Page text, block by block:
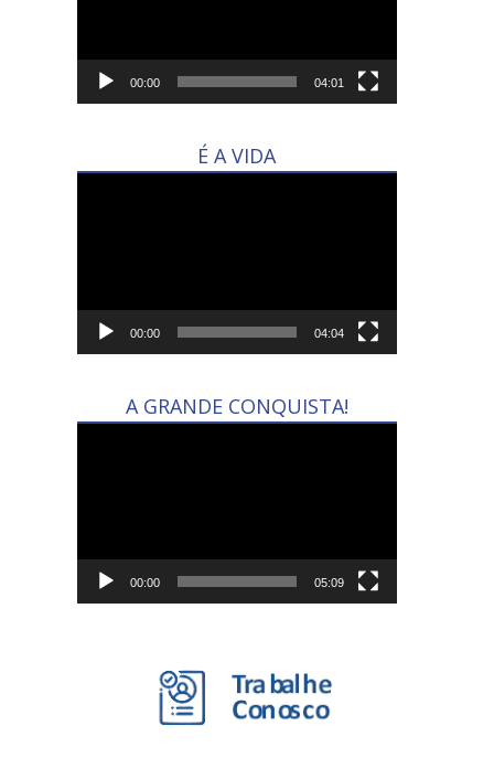
00:00 04:01
É A VIDA
00:00 04:04
A GRANDE CONQUISTA!
00:00 05:09